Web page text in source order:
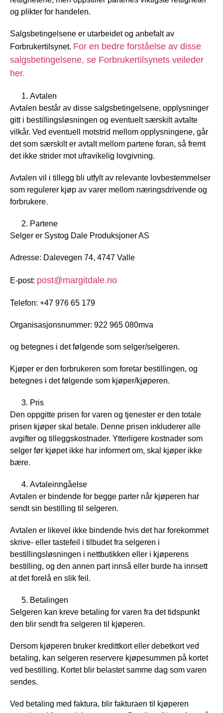
og plikter for handelen.
Salgsbetingelsene er utarbeidet og anbefalt av
Forbrukertilsynet. For en bedre forståelse av disse
salgsbetingelsene, se Forbrukertilsynets veileder
her.
Avtalen
Avtalen består av disse salgsbetingelsene, opplysninger
gitt i bestillingsløsningen og eventuelt særskilt avtalte
vilkår. Ved eventuell motstrid mellom opplysningene, går
det som særskilt er avtalt mellom partene foran, så fremt
det ikke strider mot ufravikelig lovgivning.
Avtalen vil i tillegg bli utfylt av relevante lovbestemmelser
som regulerer kjøp av varer mellom næringsdrivende og
forbrukere.
Partene
Selger er Systog Dale Produksjoner AS
Adresse: Dalevegen 74, 4747 Valle
E-post: post@margitdale.no
Telefon: +47 976 65 179
Organisasjonsnummer: 922 965 080mva
og betegnes i det følgende som selger/selgeren.
Kjøper er den forbrukeren som foretar bestillingen, og
betegnes i det følgende som kjøper/kjøperen.
Pris
Den oppgitte prisen for varen og tjenester er den totale
prisen kjøper skal betale. Denne prisen inkluderer alle
avgifter og tilleggskostnader. Ytterligere kostnader som
selger før kjøpet ikke har informert om, skal kjøper ikke
bære.
Avtaleinngåelse
Avtalen er bindende for begge parter når kjøperen har
sendt sin bestilling til selgeren.
Avtalen er likevel ikke bindende hvis det har forekommet
skrive- eller tastefeil i tilbudet fra selgeren i
bestillingsløsningen i nettbutikken eller i kjøperens
bestilling, og den annen part innså eller burde ha innsett
at det forelå en slik feil.
Betalingen
Selgeren kan kreve betaling for varen fra det tidspunkt
den blir sendt fra selgeren til kjøperen.
Dersom kjøperen bruker kredittkort eller debetkort ved
betaling, kan selgeren reservere kjøpesummen på kortet
ved bestilling. Kortet blir belastet samme dag som varen
sendes.
Ved betaling med faktura, blir fakturaen til kjøperen